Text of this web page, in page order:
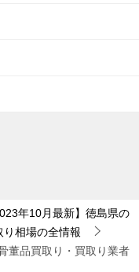
年10月最新】徳島県の
相場の全情報
董品買取り・買取り業者